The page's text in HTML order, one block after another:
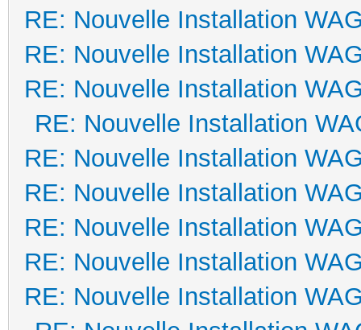
RE: Nouvelle Installation
RE: Nouvelle Installation
RE: Nouvelle Installation
RE: Nouvelle Installation
RE: Nouvelle Installation
RE: Nouvelle Installation
RE: Nouvelle Installation
RE: Nouvelle Installation
RE: Nouvelle Installation